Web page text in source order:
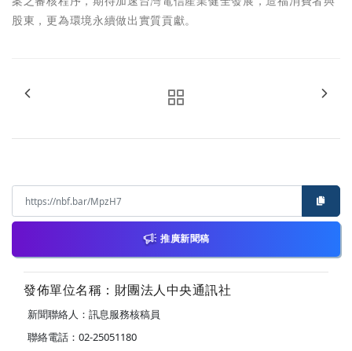
股東，更為環境永續做出實質貢獻。
推廣新聞稿
發佈單位名稱：財團法人中央通訊社
新聞聯絡人：訊息服務核稿員
聯絡電話：02-25051180